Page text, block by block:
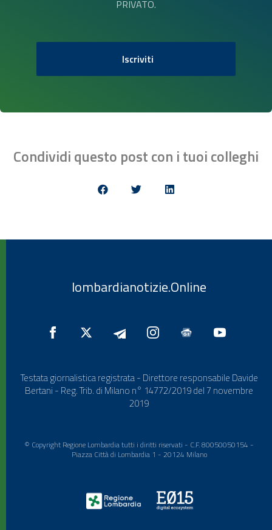
PRIVATO.
Iscriviti
Condividi questo post con i tuoi colleghi
lombardianotizie.Online
Testata giornalistica registrata - Direttore responsabile Davide
Bertani - Reg. Trib. di Milano n° 14772/2019 del 7 novembre
2019
© Copyright Regione Lombardia tutti i diritti riservati - C.F. 80050050154 -
Piazza Città di Lombardia 1 - 20124 Milano